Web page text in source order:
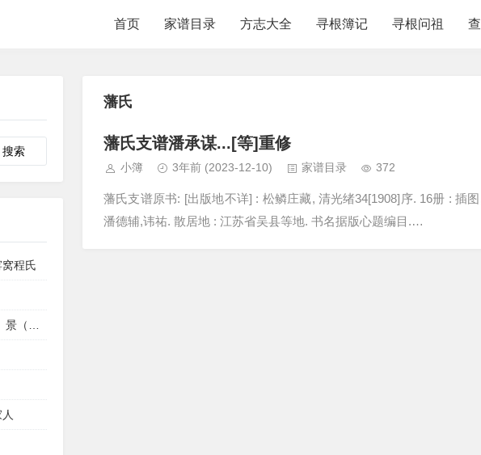
首页 家谱目录 方志大全 寻根簿记 寻根问祖
藩氏
藩氏支谱潘承谋...[等]重修
小簿 3年前 (2023-12-10) 家谱目录 372
藩氏支谱原书: [出版地不详] : 松鳞庄藏, 清光绪34[1908]序. 16册 : 插
潘德辅,讳祐. 散居地 : 江苏省吴县等地. 书名据版心题编目.…
程氏
兴。